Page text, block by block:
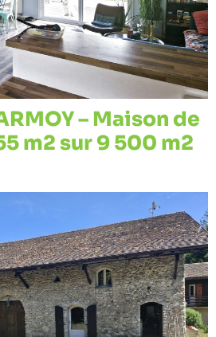
– Maison de
m2 sur 9 500 m2